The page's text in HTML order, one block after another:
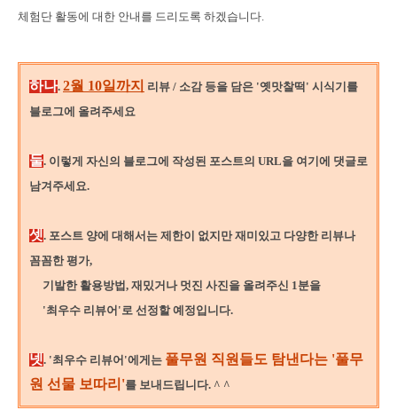
체험단 활동에 대한 안내를 드리도록 하겠습니다.
하나. 2월 10일까지 리뷰 / 소감 등을 담은 '옛맛찰떡' 시식기를
블로그에 올려주세요
둘. 이렇게 자신의 블로그에 작성된 포스트의 URL을 여기에 댓글로
남겨주세요.
셋. 포스트 양에 대해서는 제한이 없지만 재미있고 다양한 리뷰나
꼼꼼한 평가,
기발한 활용방법, 재밌거나 멋진 사진을 올려주신 1분을
'최우수 리뷰어'로 선정할 예정입니다.
넷. '최우수 리뷰어'에게는 풀무원 직원들도 탐낸다는 '풀무
원 선물 보따리'를 보내드립니다. ^ ^